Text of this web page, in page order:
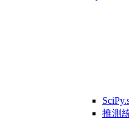
推測